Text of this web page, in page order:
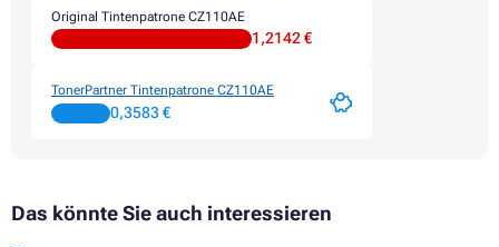
Original Tintenpatrone CZ110AE
1,2142 €
TonerPartner Tintenpatrone CZ110AE
0,3583 €
Das könnte Sie auch interessieren